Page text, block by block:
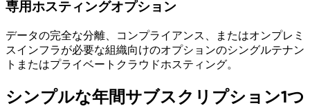
専用ホスティングオプション
データの完全な分離、コンプライアンス、またはオンプレミ
スインフラが必要な組織向けのオプションのシングルテナン
トまたはプライベートクラウドホスティング。
シンプルな年間サブスクリプション1つ